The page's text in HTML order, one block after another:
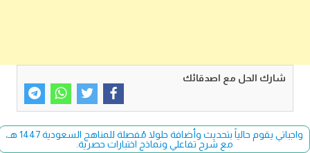
شارك الحل مع اصدقائك
واجباتي يقوم حالياً بتحديث وأضافة حلولا مُفصلة للمناهج السعودية 1447 هـ،
مع شرح تفاعلي ونماذج اختبارات حصرية.